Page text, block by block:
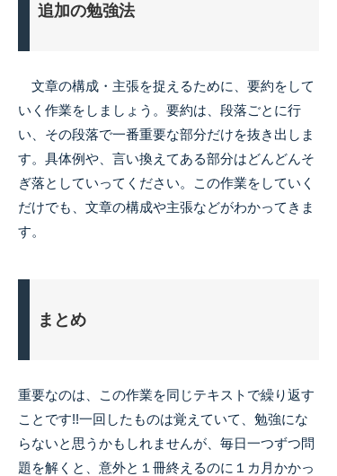
追加の勉強法
文章の構成・主張を捉えるために、要約をして
いく作業をしましょう。要約は、段落ごとに行
い、その段落で一番重要な部分だけを抜き出しま
す。具体例や、言い換えてある部分はどんどんそ
ぎ落としていってください。この作業をしていく
だけでも、文章の構成や主張などがわかってきま
す。
まとめ
重要なのは、この作業を同じテキストで繰り返す
ことです!!一回したものは覚えていて、勉強にな
らないと思うかもしれませんが、毎日一つずつ問
題を解くと、意外と１冊終えるのに１カ月かかっ